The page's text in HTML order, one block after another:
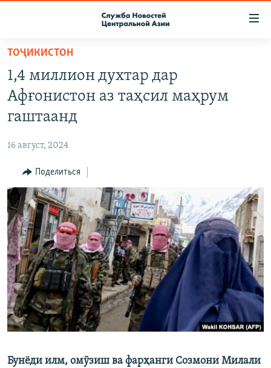
Вернуться
основному
содержанию
Вернутся
главной
навигации
Вернутся
поиску
ПОДПИСКА
КОНТАКТЫ
НАСТОЯЩЕЕ ВРЕМЯ
МИГРАНТ МЕДИА
ТОҶИКИСТОН
1,4 миллион духтар дар
Афғонистон аз таҳсил маҳрум
гаштаанд
16 август, 2024
Поделиться
Бунёди илм, омӯзиш ва фарҳанги Созмони Милали